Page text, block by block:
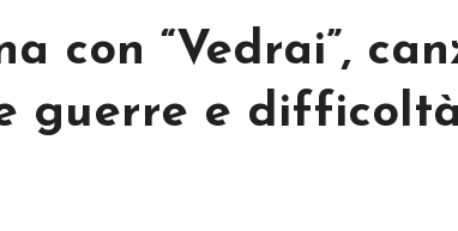
con “Vedrai”,
guerre e difficoltà